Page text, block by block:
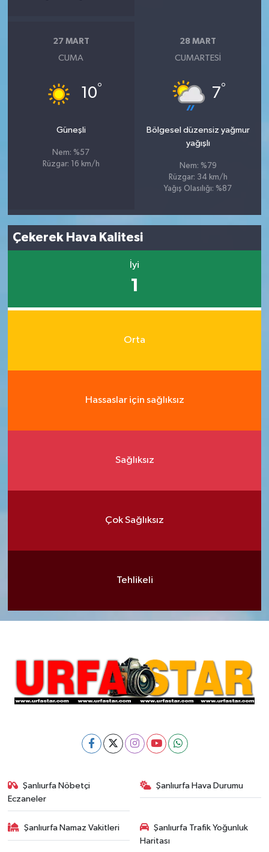
27 MART
CUMA
10°
Güneşli
Nem: %57
Rüzgar: 16 km/h
28 MART
CUMARTESI
7°
Bölgesel düzensiz yağmur
yağışlı
Nem: %79
Rüzgar: 34 km/h
Yağış Olasılığı: %87
Çekerek Hava Kalitesi
İyi
1
Orta
Hassaslar için sağlıksız
Sağlıksız
Çok Sağlıksız
Tehlikeli
Şanlıurfa Nöbetçi
Eczaneler
Şanlıurfa Hava Durumu
Şanlıurfa Namaz Vakitleri
Şanlıurfa Trafik Yoğunluk
Haritası